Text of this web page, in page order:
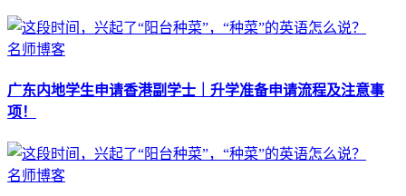
名师博客
广东内地学生申请香港副学士｜升学准备申请流程及注意事
项！
名师博客